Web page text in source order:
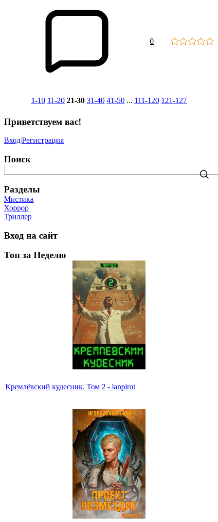
0
1-10 11-20 21-30 31-40 41-50 ... 111-120 121-127
Приветствуем вас!
Вход|Регистрация
Поиск
Разделы
Мистика
Хоррор
Триллер
Вход на сайт
Топ за Неделю
Кремлёвский кудесник. Том 2 - lanpirot